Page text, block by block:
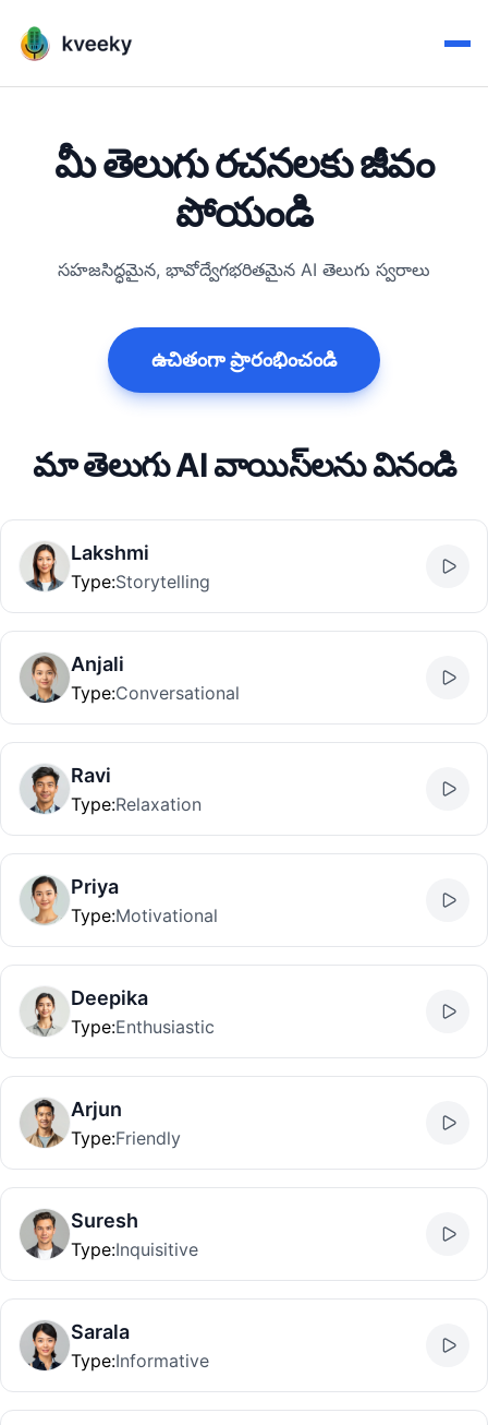
మీ తెలుగు రచనలకు జీవం
పోయండి
సహజసిద్ధమైన, భావోద్వేగభరితమైన AI తెలుగు స్వరాలు
ఉచితంగా ప్రారంభించండి
మా తెలుగు AI వాయిస్‌లను వినండి
Lakshmi
Type:Storytelling
Anjali
Type:Conversational
Ravi
Type:Relaxation
Priya
Type:Motivational
Deepika
Type:Enthusiastic
Arjun
Type:Friendly
Suresh
Type:Inquisitive
Sarala
Type:Informative